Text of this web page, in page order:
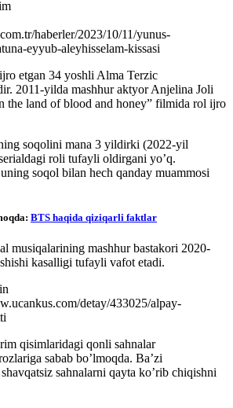
haberler/2023/10/11/yunus-
eyyub-aleyhisselam-kissasi
etgan 34 yoshli Alma Terzic
2011-yilda mashhur aktyor Anjelina Joli
the land of blood and honey” filmida rol ijro
soqolini mana 3 yildirki (2022-yil
roli tufayli oldirgani yo’q.
soqol bilan hech qanday muammosi
BTS haqida qiziqarli faktlar
musiqalarining mashhur bastakori 2020-
kasalligi tufayli vafot etadi.
detay/433025/alpay-
qisimlaridagi qonli sahnalar
sabab bo’lmoqda. Ba’zi
sahnalarni qayta ko’rib chiqishni